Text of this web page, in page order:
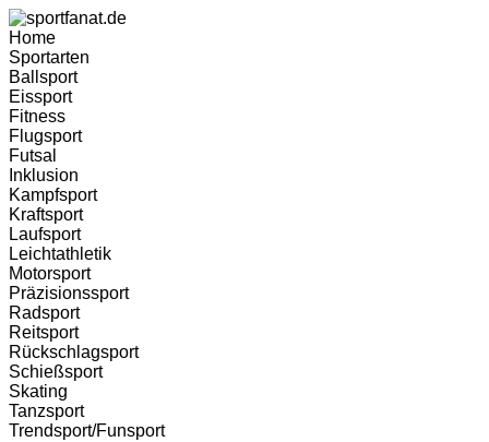
Zum
Inhalt
wechseln
Home
Sportarten
Ballsport
Eissport
Fitness
Flugsport
Futsal
Inklusion
Kampfsport
Kraftsport
Laufsport
Leichtathletik
Motorsport
Präzisionssport
Radsport
Reitsport
Rückschlagsport
Schießsport
Skating
Tanzsport
Trendsport/Funsport